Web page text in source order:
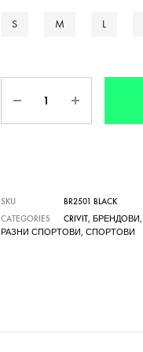
S M L
SKU
BR2501 BLACK
CATEGORIES
CRIVIT, БРЕНДОВИ,
РАЗНИ СПОРТОВИ, СПОРТОВИ